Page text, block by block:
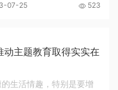
卷多语...
07-25 523
主题教育取得实实在
生活情趣，特别是要增